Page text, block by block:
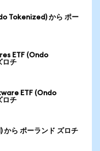
Tokenized) から ポー
ETF (Ondo
ロチ
ETF (Ondo
ロチ
ら ポーランド ズロチ